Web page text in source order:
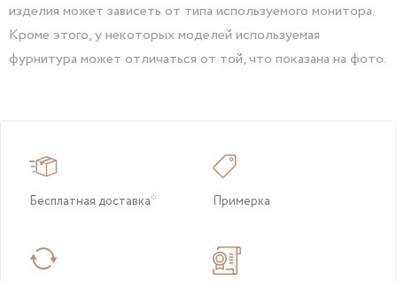
изделия может зависеть от типа используемого монитора.
Кроме этого, у некоторых моделей используемая
фурнитура может отличаться от той, что показана на фото.
Бесплатная доставка* Примерка